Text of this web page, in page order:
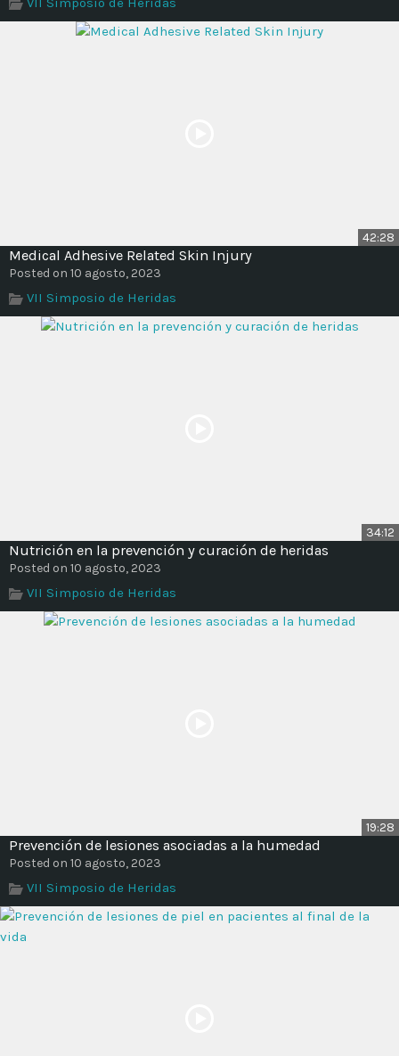
42:28
Medical Adhesive Related Skin Injury
Posted on 10 agosto, 2023
VII Simposio de Heridas
34:12
Nutrición en la prevención y curación de heridas
Posted on 10 agosto, 2023
VII Simposio de Heridas
19:28
Prevención de lesiones asociadas a la humedad
Posted on 10 agosto, 2023
VII Simposio de Heridas